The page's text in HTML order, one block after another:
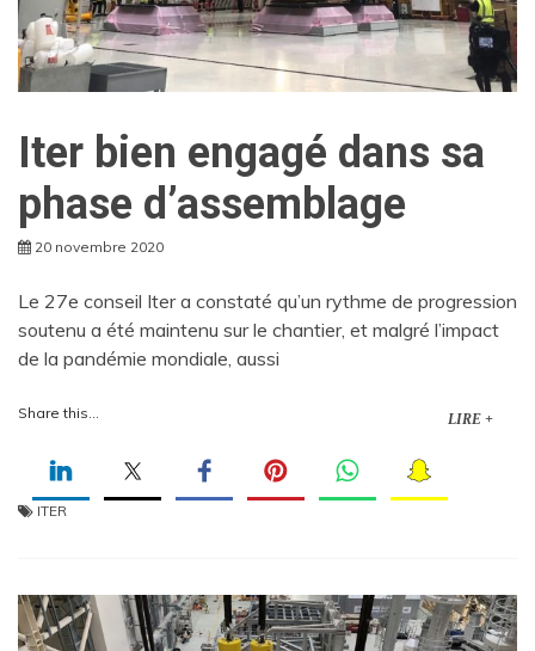
Iter bien engagé dans sa
phase d’assemblage
20 novembre 2020
Le 27e conseil Iter a constaté qu’un rythme de progression
soutenu a été maintenu sur le chantier, et malgré l’impact
de la pandémie mondiale, aussi
Share this... LIRE +
ITER